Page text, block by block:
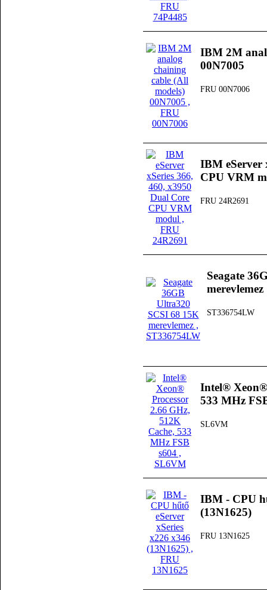
IBM 2M
00N7005
FRU 00N7006
IBM eServer
CPU VRM
FRU 24R2691
Seagate
merevlemez
ST336754LW
Intel® Xeon®
533 MHz
SL6VM
IBM - CPU
(13N1625)
FRU 13N1625